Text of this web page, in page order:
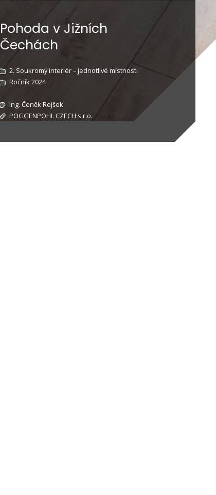
Pohoda v Jižních
Čechách
2. Soukromý interiér – jednotlivé místnosti
Ročník 2024
Ing. Čeněk Rejšek
POGGENPOHL CZECH s.r.o.